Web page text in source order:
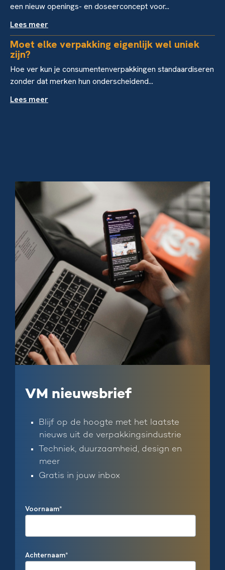
een nieuw openings- en doseerconcept voor...
Lees meer
Moet elke verpakking eigenlijk wel uniek
zijn?
Hoe ver kun je consumentenverpakkingen standaardiseren
zonder dat merken hun onderscheidend...
Lees meer
VM nieuwsbrief
Blijf op de hoogte met het laatste
nieuws uit de verpakkingsindustrie
Techniek, duurzaamheid, design en
meer
Gratis in jouw inbox
Voornaam*
Achternaam*